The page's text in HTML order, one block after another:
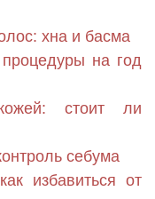
хна и басма
на год
стоит ли
себума
избавиться от